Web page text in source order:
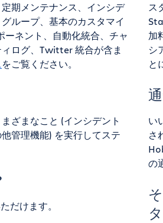
期メンテナンス、インシデ
ループ、基本のカスタマイ
ーネント、自動化統合、チャ
ログ、Twitter 統合が含ま
をご覧ください。
ざまなこと (インシデント
管理機能) を実行してステ
だけます。
ス
加
シ
と
い
さ
の